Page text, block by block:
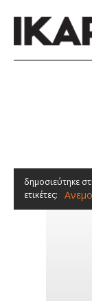
δημοσιεύτηκε
ετικέτες: